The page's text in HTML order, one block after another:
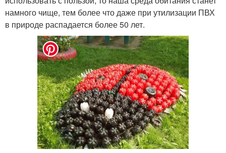
намного чище, тем более что даже при утилизации ПВХ
в природе распадается более 50 лет.